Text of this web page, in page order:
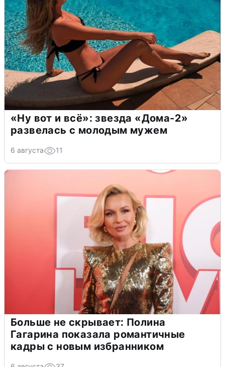
«Ну вот и всё»: звезда «Дома-2»
развелась с молодым мужем
6 августа 11
Больше не скрывает: Полина
Гагарина показала романтичные
кадры с новым избранником